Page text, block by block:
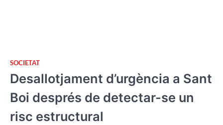
SOCIETAT
Desallotjament d’urgència a Sant
Boi després de detectar-se un
risc estructural